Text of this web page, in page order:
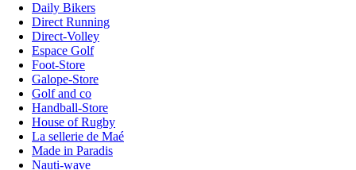
Daily Bikers
Direct Running
Direct-Volley
Espace Golf
Foot-Store
Galope-Store
Golf and co
Handball-Store
House of Rugby
La sellerie de Maé
Made in Paradis
Nauti-wave